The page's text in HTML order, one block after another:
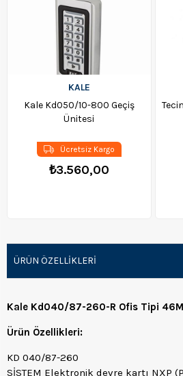
KALE
Kale Kd050/10-800 Geçiş
Ünitesi
₺3.560,00
Ücretsiz Kargo
ÜRÜN ÖZELLIKLERI
Kale Kd040/87-260-R Ofis Tipi
Ürün Özellikleri:
KD 040/87-260
SİSTEM Elektronik devre kartı NXP